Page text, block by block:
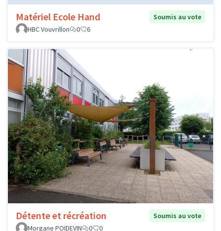
Matériel Ecole Hand
Soumis au vote
HBC Vouvrillon
0 6
Détente et récréation
Soumis au vote
Morgane POIDEVIN
0 0